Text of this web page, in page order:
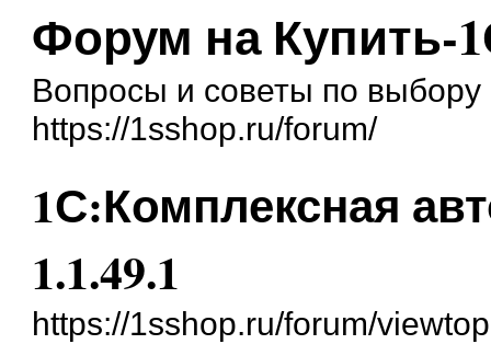
Форум на Купить-
Вопросы и советы по
https://1sshop.ru/forum/
1С:Комплексная
1.1.49.1
https://1sshop.ru/forum/